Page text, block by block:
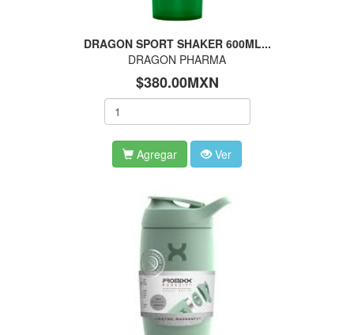
DRAGON SPORT SHAKER 600ML...
DRAGON PHARMA
$380.00MXN
Agregar Ver